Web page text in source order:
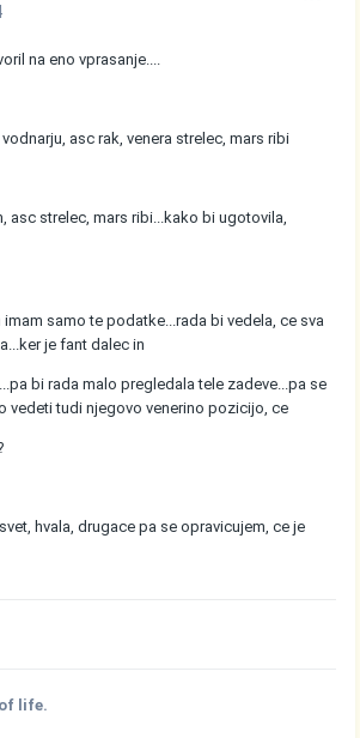
na eno vprasanje....
asc rak, venera strelec, mars ribi
asc strelec, mars ribi...kako bi ugotovila,
samo te podatke...rada bi vedela, ce sva
je fant dalec in
bi rada malo pregledala tele zadeve...pa se
vedeti tudi njegovo venerino pozicijo, ce
hvala, drugace pa se opravicujem, ce je
life.